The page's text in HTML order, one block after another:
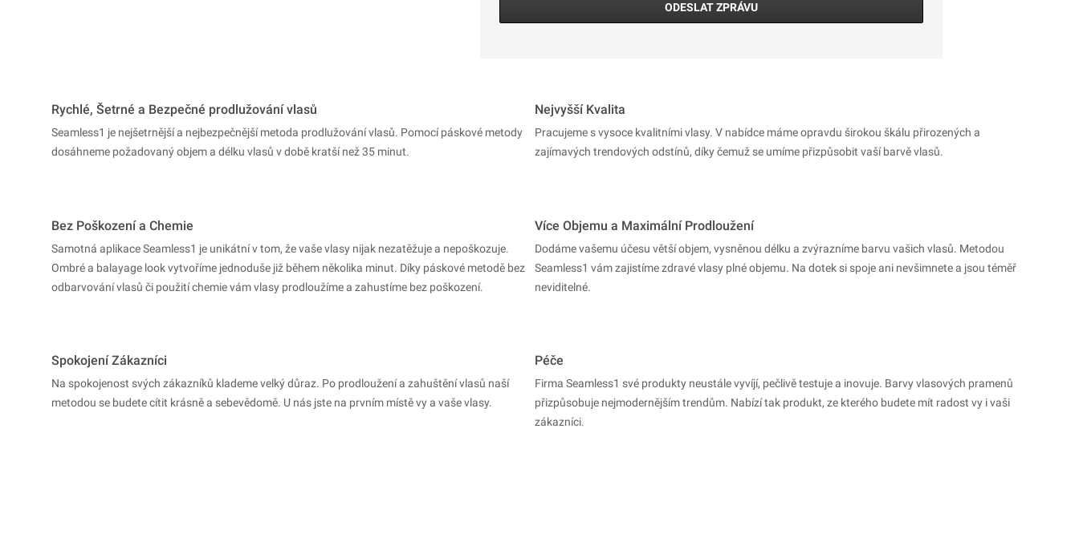
ODESLAT ZPRÁVU
Rychlé, Šetrné a Bezpečné prodlužování vlasů
Seamless1 je nejšetrnější a nejbezpečnější metoda prodlužování vlasů. Pomocí páskové metody
dosáhneme požadovaný objem a délku vlasů v době kratší než 35 minut.
Nejvyšší Kvalita
Pracujeme s vysoce kvalitními vlasy. V nabídce máme opravdu širokou škálu přirozených a
zajímavých trendových odstínů, díky čemuž se umíme přizpůsobit vaší barvě vlasů.
Bez Poškození a Chemie
Samotná aplikace Seamless1 je unikátní v tom, že vaše vlasy nijak nezatěžuje a nepoškozuje.
Ombré a balayage look vytvoříme jednoduše již během několika minut. Díky páskové metodě bez
odbarvování vlasů či použití chemie vám vlasy prodloužíme a zahustíme bez poškození.
Více Objemu a Maximální Prodloužení
Dodáme vašemu účesu větší objem, vysněnou délku a zvýrazníme barvu vašich vlasů. Metodou
Seamless1 vám zajistíme zdravé vlasy plné objemu. Na dotek si spoje ani nevšimnete a jsou téměř
neviditelné.
Spokojení Zákazníci
Na spokojenost svých zákazníků klademe velký důraz. Po prodloužení a zahuštění vlasů naší
metodou se budete cítit krásně a sebevědomě. U nás jste na prvním místě vy a vaše vlasy.
Péče
Firma Seamless1 své produkty neustále vyvíjí, pečlivě testuje a inovuje. Barvy vlasových pramenů
přizpůsobuje nejmodernějším trendům. Nabízí tak produkt, ze kterého budete mít radost vy i vaši
zákazníci.